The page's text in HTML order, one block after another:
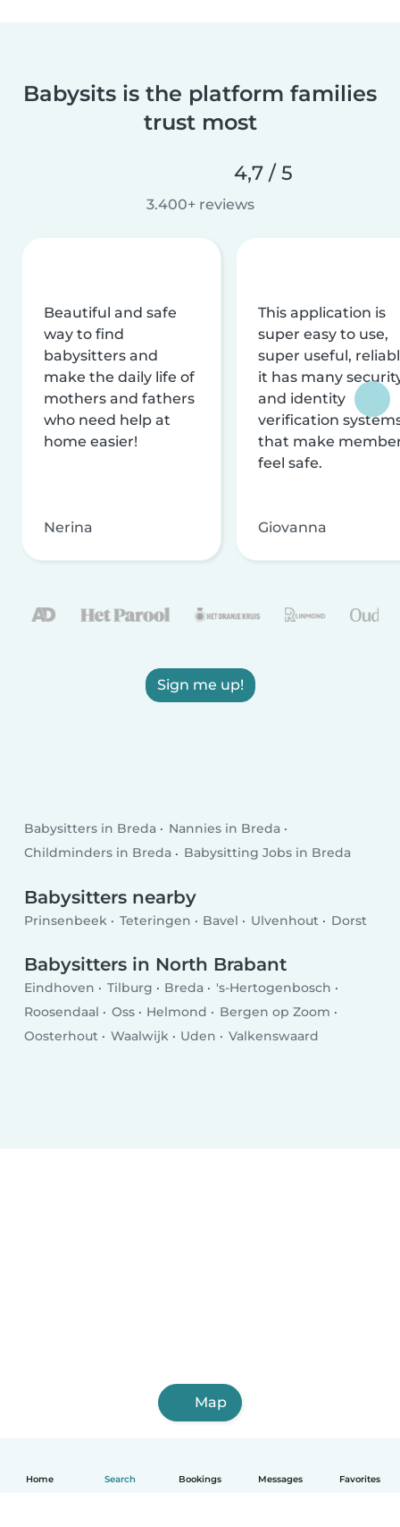
Home Search Bookings Messages Favorites
Babysits is the platform families
trust most
4,7 / 5
3.400+ reviews
Beautiful and safe
way to find
babysitters and
make the daily life of
mothers and fathers
who need help at
home easier!
Nerina
This application is
super easy to use,
super useful,
it has many
and identity
verification
that make
feel safe.
Giovanna
Sign me up!
Babysitters in Breda
Nannies in Breda
Childminders in Breda
Babysitting Jobs in Breda
Babysitters nearby
Prinsenbeek Teteringen Bavel Ulvenhout Dorst
Babysitters in North Brabant
Eindhoven Tilburg Breda
's-Hertogenbosch
Roosendaal
Oss Helmond
Bergen op Zoom
Oosterhout
Waalwijk Uden Valkenswaard
Map